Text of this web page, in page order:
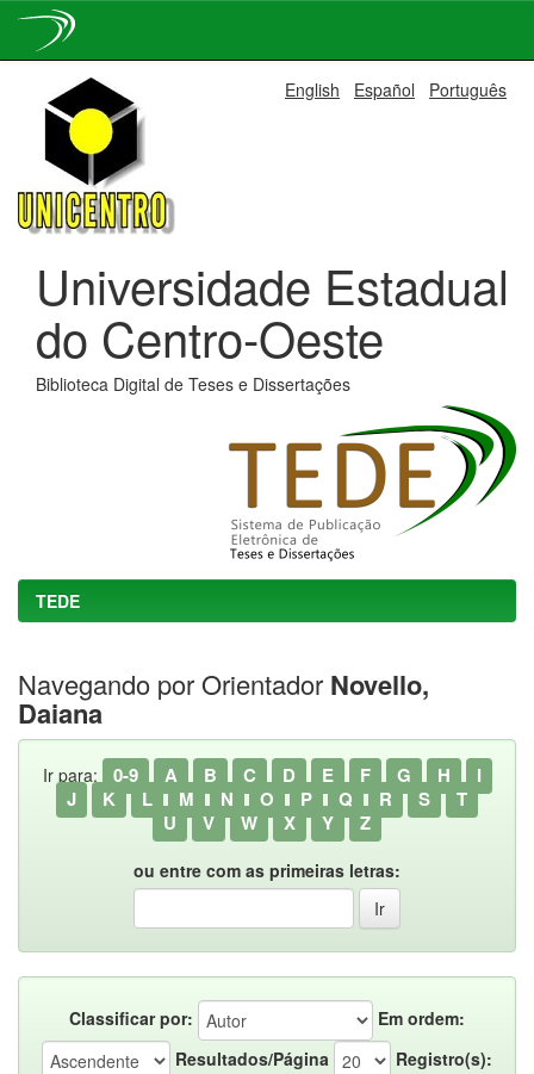
navigation
English Español Português
Universidade Estadual
do Centro-Oeste
Biblioteca Digital de Teses e Dissertações
TEDE
Navegando por Orientador Novello,
Daiana
Ir para: 0-9 A B C D E F G H
I
J
K L M N O P Q R S
T
U
V W X Y Z
ou entre com as primeiras letras:
Classificar por:
Em ordem:
Resultados/Página
Registro(s):